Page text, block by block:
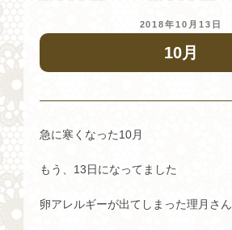
投
2018年10月13日
10月
急に寒くなった10月
もう、13日になってました
卵アレルギーが出てしまった理月さん